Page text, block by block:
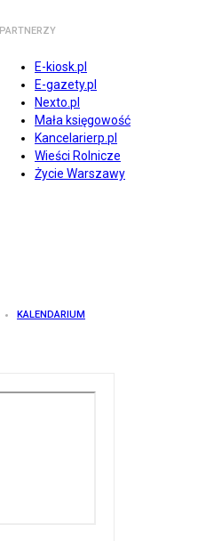
PARTNERZY
E-kiosk.pl
E-gazety.pl
Nexto.pl
Mała księgowość
Kancelarierp.pl
Wieści Rolnicze
Życie Warszawy
KALENDARIUM